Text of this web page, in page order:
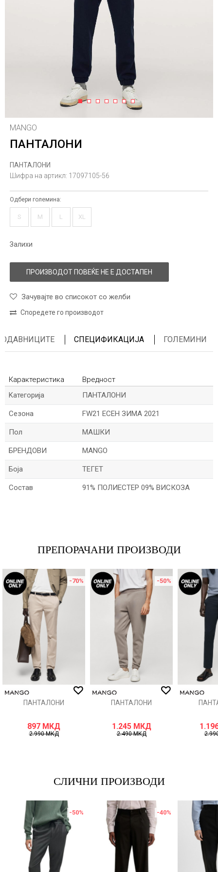
1 2 3 4 5 6 7
MANGO
ПАНТАЛОНИ
ПАНТАЛОНИ
Шифра на артикл: 17097105-56
Одбери големина:
S M L XL
Залихи
ПРОИЗВОДОТ ПОВЕЌЕ НЕ Е ДОСТАПЕН
Зачувајте во списокот со желби
Споредете го производот
СПЕЦИФИКАЦИЈА ГОЛЕМИНИ
Карактеристика
Вредност
Kатегорија
ПАНТАЛОНИ
Сезона FW21 ЕСЕН ЗИМА 2021
Пол МАШКИ
БРЕНДОВИ MANGO
Боја ТЕГЕТ
Состав 91% ПОЛИЕСТЕР 09% ВИСКОЗА
Порака
ИСПРАТИ
ПРЕПОРАЧАНИ ПРОИЗВОДИ
-70%
ПАНТАЛОНИ
897 МКД
2.990МКД
-50%
ПАНТАЛОНИ
1.245 МКД
2.490МКД
СЛИЧНИ ПРОИЗВОДИ
-50% -40%